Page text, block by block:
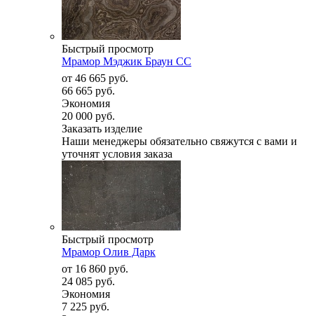
Быстрый просмотр
Мрамор Мэджик Браун СС
от 46 665 руб.
66 665 руб.
Экономия
20 000 руб.
Заказать изделие
Наши менеджеры обязательно свяжутся с вами и
уточнят условия заказа
Быстрый просмотр
Мрамор Олив Дарк
от 16 860 руб.
24 085 руб.
Экономия
7 225 руб.